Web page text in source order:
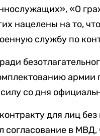
«О
нацелены на то,
службу по
армии
со дня
для лиц
согласование в